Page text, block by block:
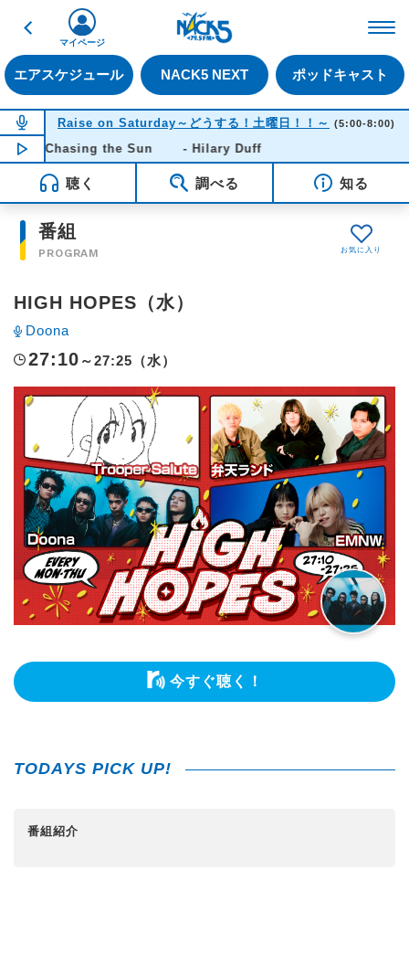
戻る
エアスケジュール NACK5 NEXT ポッドキャスト
マイページ
NOW ON AIR
Raise on Saturday～どうする！土曜日！！～ (5:00-8:00)
NOW PLAYING06:03
Chasing the Sun - Hilary Duff
聴く 調べる 知る
番組
PROGRAM
HIGH HOPES（水）
Doona
27:10 ～27:25（水）
今すぐ聴く！
TODAYS PICK UP!
番組紹介